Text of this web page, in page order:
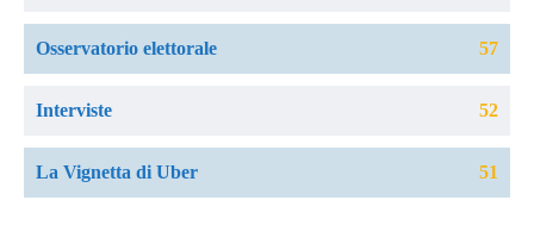
Osservatorio elettorale 57
Interviste 52
La Vignetta di Uber 51